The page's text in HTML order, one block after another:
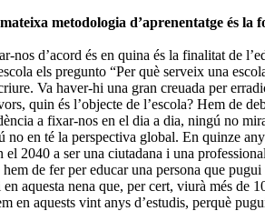
metodologia d’aprenentatge és la
d’acord és en quina és la finalitat de
els pregunto “Per què serveix una
Va haver-hi una gran creuada per
quin és l’objecte de l’escola? Hem de
a fixar-nos en el dia a dia, ningú no
no en té la perspectiva global. En quinze
el 2040 a ser una ciutadana i una
de fer per educar una persona que
aquesta nena que, per cert, viurà més de
en aquests vint anys d’estudis, perquè